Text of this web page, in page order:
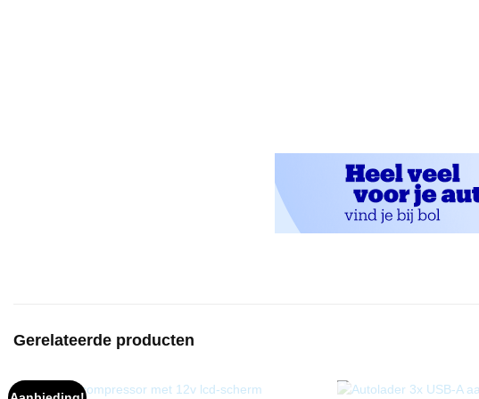
Gerelateerde producten